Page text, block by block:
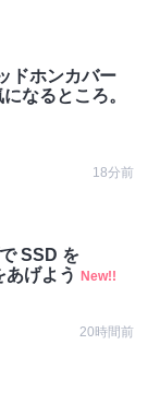
ドホンカバー
なるところ。
18分前
SSD を
げよう
New!!
20時間前